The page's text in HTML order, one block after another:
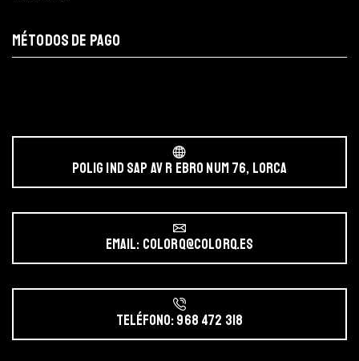
MÉTODOS DE PAGO
POLIG IND SAP AV r EBRO NUM 76, LORCA
Email: colorq@colorq.es
Teléfono: 968 472 318